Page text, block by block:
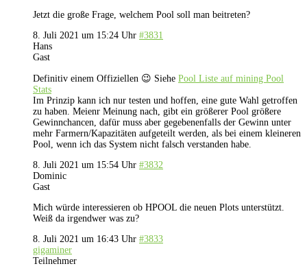
Jetzt die große Frage, welchem Pool soll man beitreten?
8. Juli 2021 um 15:24 Uhr #3831
Hans
Gast
Definitiv einem Offiziellen 😉 Siehe Pool Liste auf mining Pool
Stats
Im Prinzip kann ich nur testen und hoffen, eine gute Wahl getroffen
zu haben. Meienr Meinung nach, gibt ein größerer Pool größere
Gewinnchancen, dafür muss aber gegebenenfalls der Gewinn unter
mehr Farmern/Kapazitäten aufgeteilt werden, als bei einem kleineren
Pool, wenn ich das System nicht falsch verstanden habe.
8. Juli 2021 um 15:54 Uhr #3832
Dominic
Gast
Mich würde interessieren ob HPOOL die neuen Plots unterstützt.
Weiß da irgendwer was zu?
8. Juli 2021 um 16:43 Uhr #3833
gigaminer
Teilnehmer